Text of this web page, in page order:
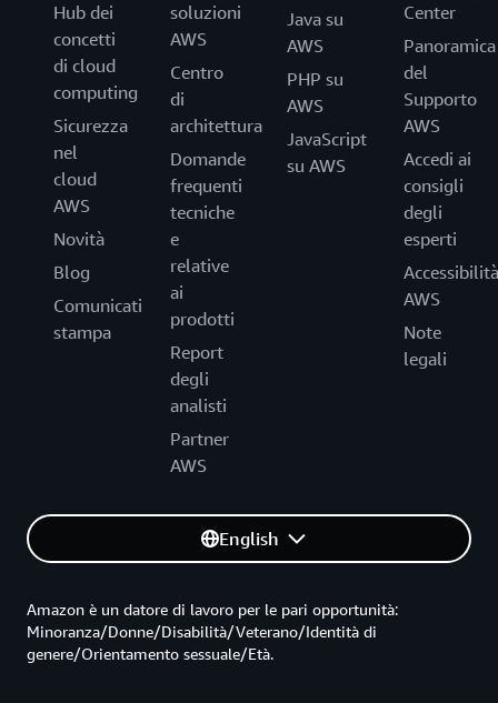
Hub dei
concetti
di cloud
computing
Sicurezza
nel
cloud
AWS
Novità
Blog
Comunicati
stampa
soluzioni
AWS
Centro
di
architettura
Domande
frequenti
tecniche
e
relative
ai
prodotti
Report
degli
analisti
Partner
AWS
Java su
AWS
PHP su
AWS
JavaScript
su AWS
Center
Panoramica
del
Supporto
AWS
Accedi ai
consigli
degli
esperti
Accessibilità
AWS
Note
legali
English
Amazon è un datore di lavoro per le pari opportunità:
Minoranza/Donne/Disabilità/Veterano/Identità di
genere/Orientamento sessuale/Età.